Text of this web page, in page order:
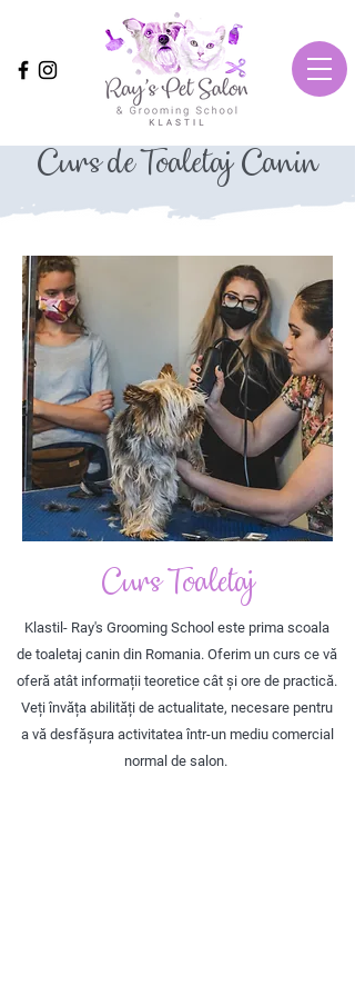
Curs de Toaletaj Canin
Curs Toaletaj
Klastil- Ray's Grooming School este prima scoala
de toaletaj canin din Romania. Oferim un curs ce vă
oferă atât informații teoretice cât și ore de practică.
Veți învăța abilități de actualitate, necesare pentru
a vă desfășura activitatea într-un mediu comercial
normal de salon.